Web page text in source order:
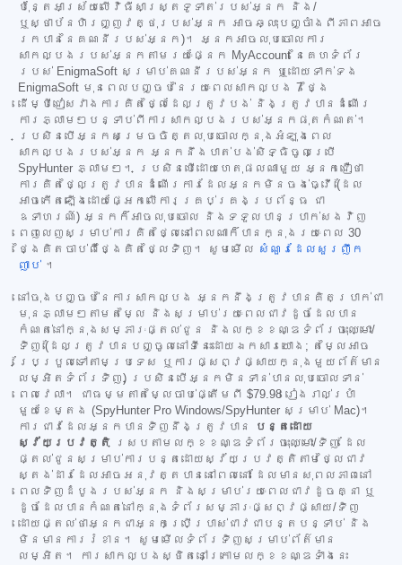
ប៉ុន្តែអាស្រ័យលើវិធីសាស្ត្រទូទាត់របស់អ្នក និង/
ឬស្ថាប័នហិរញ្ញវត្ថុរបស់អ្នក អាចឆ្លុះបញ្ចាំងពីភាពអាច
រកបាននៃគណនីរបស់អ្នក)។ អ្នកអាចលុបចោលការ
សាកល្បងរបស់អ្នកតាមរយៈផ្នែក MyAccount នៃគេហទំព័រ
របស់ EnigmaSoft សម្រាប់គណនីរបស់អ្នក ឬដោយទាក់ទង
EnigmaSoft មុនពេលបញ្ចប់នៃរយៈពេលសាកល្បង 7 ថ្ងៃ
ដើម្បីជៀសវាងការគិតថ្លៃដែលត្រូវបង់ និងត្រូវបានដំណើរ
ការភ្លាមៗបន្ទាប់ពីការសាកល្បងរបស់អ្នកផុតកំណត់។
ប្រសិនបើអ្នកសម្រេចចិត្តលុបចោលក្នុងអំឡុងពេល
សាកល្បងរបស់អ្នក អ្នកនឹងបាត់បង់សិទ្ធិចូលប្រើ
SpyHunter ភ្លាមៗ។ ប្រសិនបើដោយហេតុផលណាមួយ អ្នកជឿថា
ការគិតថ្លៃត្រូវបានដំណើរការដែលអ្នកមិនចង់ធ្វើ (ដែល
អាចកើតឡើងដោយផ្អែកលើការគ្រប់គ្រងប្រព័ន្ធ ជា
ឧទាហរណ៍) អ្នកក៏អាចលុបចោល និងទទួលបានប្រាក់សងវិញ
ពេញលេញសម្រាប់ការគិតថ្លៃនៅពេលណាក៏បានក្នុងរយៈពេល 30
ថ្ងៃគិតចាប់ពីថ្ងៃគិតថ្លៃទិញ។ សូមមើល សំណួរដែលសួរញឹក
ញាប់ ។
នៅចុងបញ្ចប់នៃការសាកល្បង អ្នកនឹងត្រូវបានគិតប្រាក់ជា
មុនភ្លាមៗតាមតម្លៃ និងសម្រាប់រយៈពេលជាវដូចដែលបាន
កំណត់នៅក្នុងសម្ភារៈផ្តល់ជូន និងលក្ខខណ្ឌទំព័រចុះឈ្មោះ/
ទិញ (ដែលត្រូវបានបញ្ចូលនៅទីនេះដោយឯកសារយោង; តម្លៃអាច
ប្រែប្រួលទៅតាមប្រទេស ឬការផ្សព្វផ្សាយក្នុងមួយព័ត៌មាន
លម្អិតទំព័រទិញ) ប្រសិនបើអ្នកមិនទាន់បានលុបចោលទាន់
ពេលវេលា។ ជាធម្មតាតម្លៃចាប់ផ្តើមពី $79.98 រៀងរាល់ប្រាំ
មួយខែម្តង (SpyHunter Pro Windows/SpyHunter សម្រាប់ Mac)។
ការជាវដែលអ្នកបានទិញនឹងត្រូវបាន
បន្តដោយ
ស្វ័យប្រវត្តិ ស្របតាមលក្ខខណ្ឌទំព័រចុះឈ្មោះ/ទិញ ដែល
ផ្តល់ជូនសម្រាប់ការបន្តដោយស្វ័យប្រវត្តិតាមថ្លៃជាវ
ស្តង់ដារដែលអាចអនុវត្តបាននៅពេលនោះ ដែលមានសុពលភាពនៅ
ពេលទិញដំបូងរបស់អ្នក និងសម្រាប់រយៈពេលជាវដូចគ្នា ឬ
ដូចដែលបានកំណត់នៅក្នុងទំព័រសម្ភារៈផ្សព្វផ្សាយ/ទិញ
ដោយផ្តល់ថាអ្នកជាអ្នកប្រើប្រាស់ជាវជាបន្តបន្ទាប់ និង
មិនមានការរំខាន។ សូមមើលទំព័រទិញសម្រាប់ព័ត៌មាន
លម្អិត។ ការសាកល្បងស្ថិតនៅក្រោមលក្ខខណ្ឌទាំងនេះ